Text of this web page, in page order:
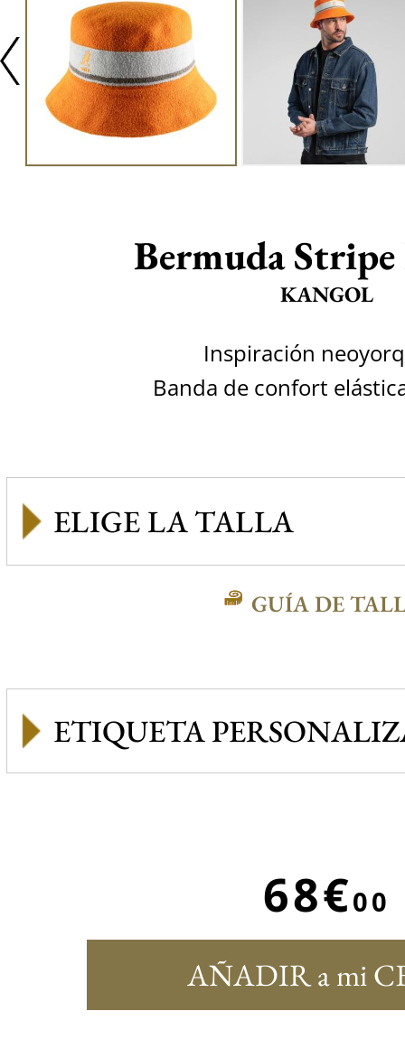
Bermuda
KANGOL
Inspiración
Banda de confort
GUÍA DE
ETIQUETA
68€00
AÑADIR a mi